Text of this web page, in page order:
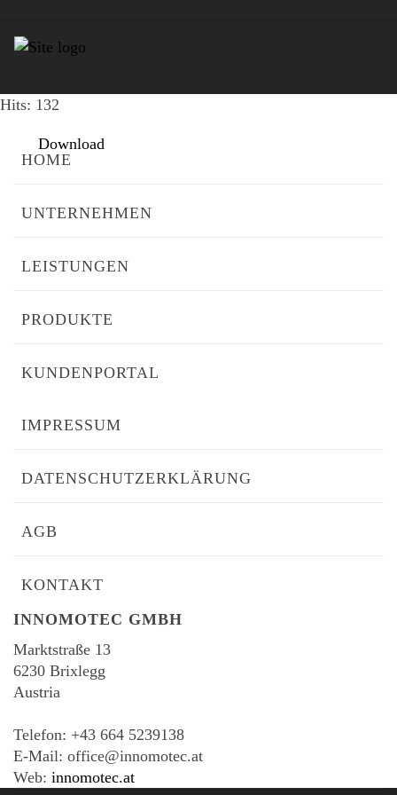
File size: 188.33 KB
Hits: 132
Download
HOME
UNTERNEHMEN
LEISTUNGEN
PRODUKTE
KUNDENPORTAL
IMPRESSUM
DATENSCHUTZERKLÄRUNG
AGB
KONTAKT
INNOMOTEC GMBH
Marktstraße 13
6230 Brixlegg
Austria
Telefon: +43 664 5239138
E-Mail: office@innomotec.at
Web: innomotec.at